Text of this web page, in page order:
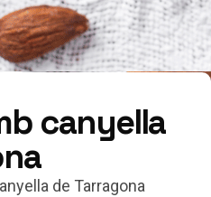
canyella
de Tarragona